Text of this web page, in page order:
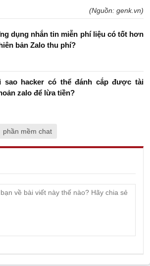
(Nguồn: genk.vn)
dụng nhắn tin miễn phí liệu có tốt hơn
bản Zalo thu phí?
sao hacker có thể đánh cắp được tài
zalo để lừa tiền?
phần mềm chat